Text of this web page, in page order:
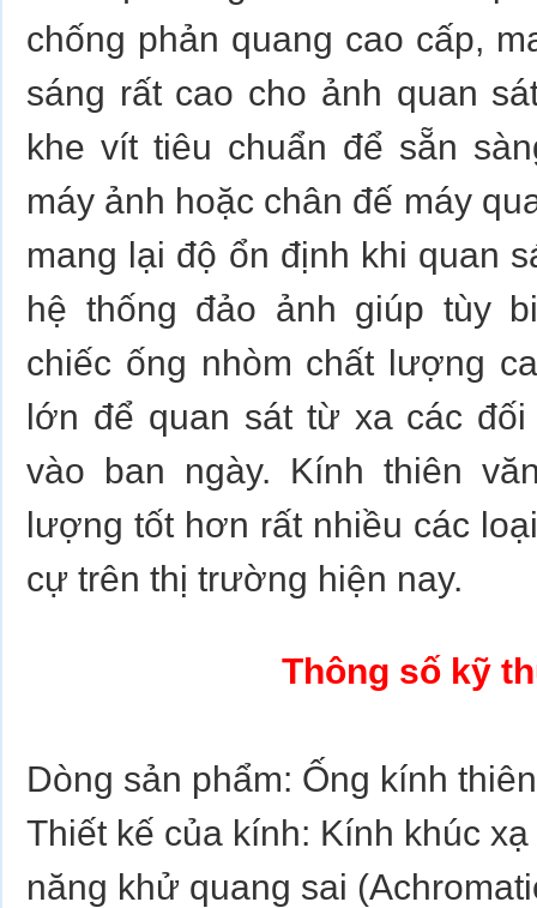
chống phản quang cao cấp,
sáng rất cao cho ảnh quan
khe vít tiêu chuẩn để sẵn
máy ảnh hoặc chân đế máy
mang lại độ ổn định khi quan
hệ thống đảo ảnh giúp tùy
chiếc ống nhòm chất lượng
lớn để quan sát từ xa các
vào ban ngày. Kính thiên
lượng tốt hơn rất nhiều các
cự trên thị trường hiện nay.
Thông số kỹ
Dòng sản phẩm: Ống kính
Thiết kế của kính: Kính khúc
năng khử quang sai